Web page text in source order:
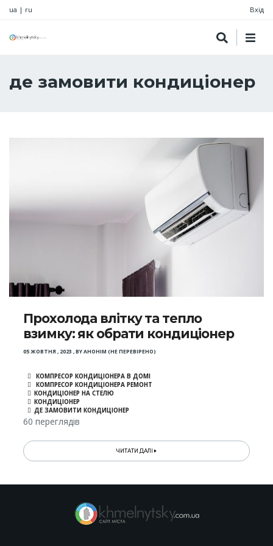
ua | ru Вхід
де замовити кондиціонер
Прохолода влітку та тепло
взимку: як обрати кондиціонер
05 ЖОВТНЯ , 2023 ,BYАНОНІМ (НЕ ПЕРЕВІРЕНО)
КОМПРЕСОР КОНДИЦІОНЕРА В ДОМІ
КОМПРЕСОР КОНДИЦІОНЕРА РЕМОНТ
КОНДИЦІОНЕР НА СТЕЛЮ
КОНДИЦІОНЕР
ДЕ ЗАМОВИТИ КОНДИЦІОНЕР
60 переглядів
ЧИТАТИ ДАЛІ